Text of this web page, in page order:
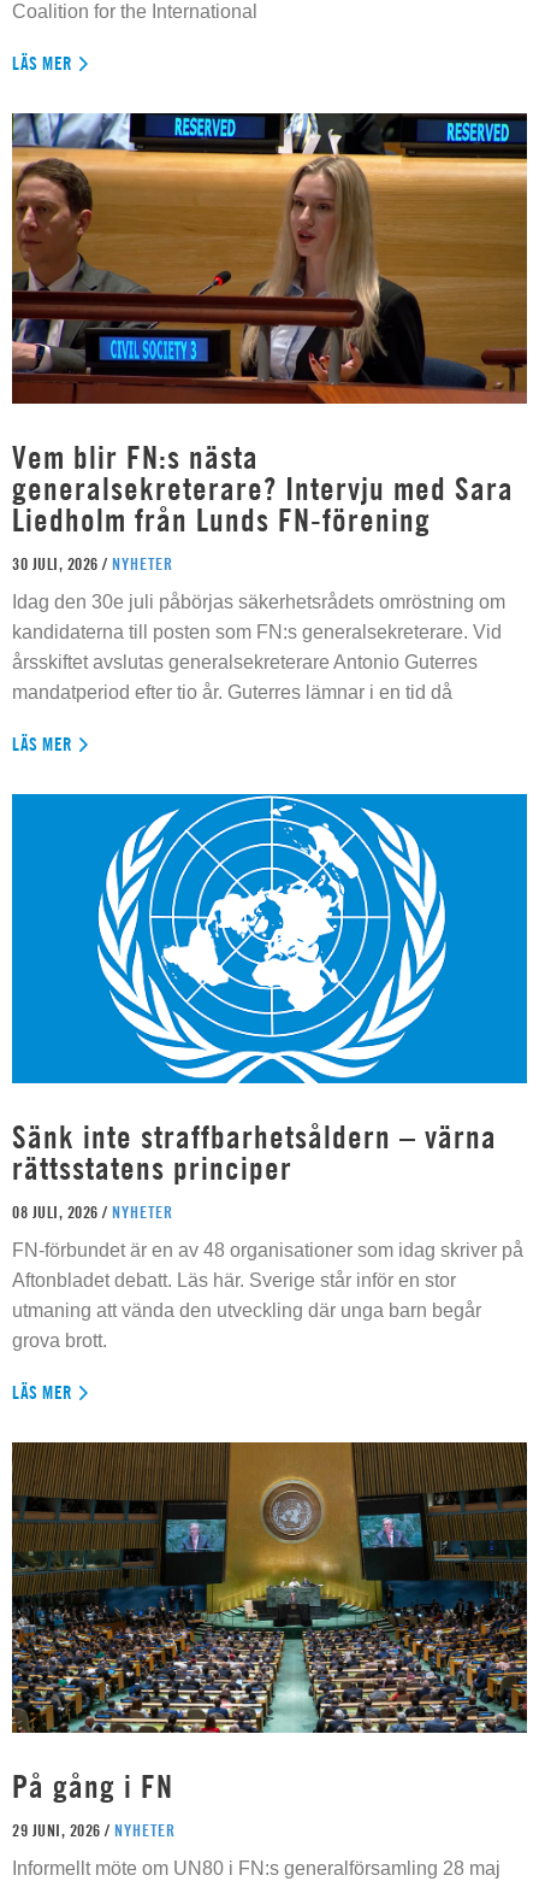
Coalition for the International
LÄS MER
Vem blir FN:s nästa
generalsekreterare? Intervju med Sara
Liedholm från Lunds FN-förening
30 JULI, 2026 / NYHETER
Idag den 30e juli påbörjas säkerhetsrådets omröstning om
kandidaterna till posten som FN:s generalsekreterare. Vid
årsskiftet avslutas generalsekreterare Antonio Guterres
mandatperiod efter tio år. Guterres lämnar i en tid då
LÄS MER
Sänk inte straffbarhetsåldern – värna
rättsstatens principer
08 JULI, 2026 / NYHETER
FN-förbundet är en av 48 organisationer som idag skriver på
Aftonbladet debatt. Läs här. Sverige står inför en stor
utmaning att vända den utveckling där unga barn begår
grova brott.
LÄS MER
På gång i FN
29 JUNI, 2026 / NYHETER
Informellt möte om UN80 i FN:s generalförsamling 28 maj